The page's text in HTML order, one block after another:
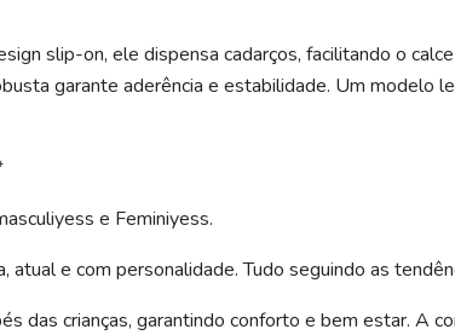
slip-on, ele dispensa cadarços, facilitando o
garante aderência e estabilidade. Um
e Feminiyess.
e com personalidade. Tudo seguindo as
crianças, garantindo conforto e bem estar. A